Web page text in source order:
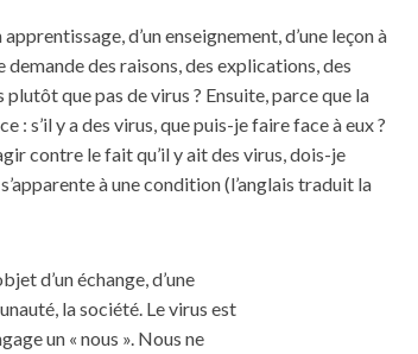
d’un enseignement, d’une leçon à
des raisons, des explications, des
que pas de virus ? Ensuite, parce que la
s’il y a des virus, que puis-je faire face à eux ?
contre le fait qu’il y ait des virus, dois-je
à une condition (l’anglais traduit la
d’un échange, d’une
la société. Le virus est
un « nous ». Nous ne